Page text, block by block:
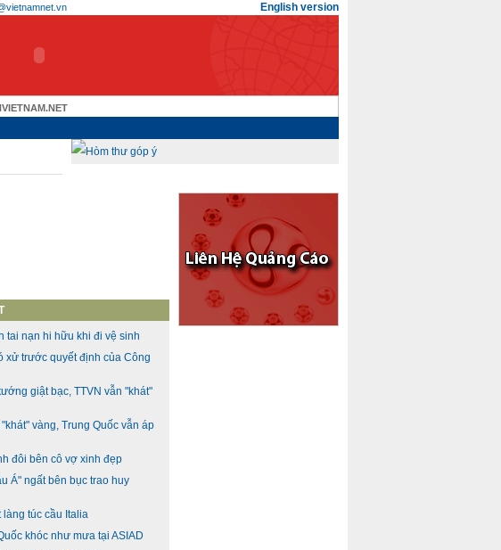
English version
tai nạn hi hữu khi đi vệ sinh
xử trước quyết định của Công
giật bạc, TTVN vẫn "khát"
vàng, Trung Quốc vẫn áp
đôi bên cô vợ xinh đẹp
Á" ngất bên bục trao huy
túc cầu Italia
khóc như mưa tại ASIAD